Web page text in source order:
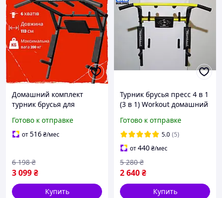
Домашний комплект
турник брусья для
спортивный широкий
турник для подтягиваний
Готово к отправке
от516₴/мес
3 099₴
6 198 ₴
Купить
Турник брусья пресс 4 в 1
(3 в 1) Workout домашний
(на стену) перевертыш,
спортивные А
Готово к отправке
5.0 (5)
от440₴/мес
2 640₴
5 280 ₴
Купить